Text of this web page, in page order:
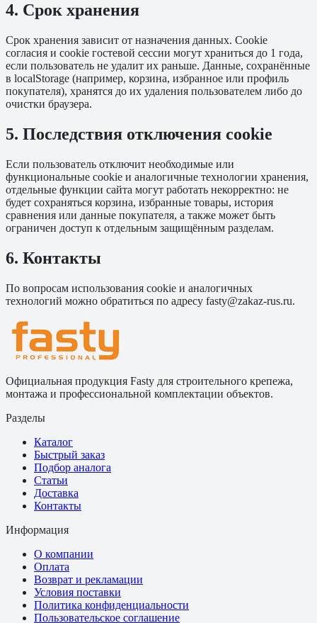
4. Срок хранения
Срок хранения зависит от назначения данных. Cookie
согласия и cookie гостевой сессии могут храниться до 1 года,
если пользователь не удалит их раньше. Данные, сохранённые
в localStorage (например, корзина, избранное или профиль
покупателя), хранятся до их удаления пользователем либо до
очистки браузера.
5. Последствия отключения cookie
Если пользователь отключит необходимые или
функциональные cookie и аналогичные технологии хранения,
отдельные функции сайта могут работать некорректно: не
будет сохраняться корзина, избранные товары, история
сравнения или данные покупателя, а также может быть
ограничен доступ к отдельным защищённым разделам.
6. Контакты
По вопросам использования cookie и аналогичных
технологий можно обратиться по адресу fasty@zakaz-rus.ru.
Официальная продукция Fasty для строительного крепежа,
монтажа и профессиональной комплектации объектов.
Разделы
Каталог
Быстрый заказ
Подбор аналога
Статьи
Доставка
Контакты
Информация
О компании
Оплата
Возврат и рекламации
Условия поставки
Политика конфиденциальности
Пользовательское соглашение